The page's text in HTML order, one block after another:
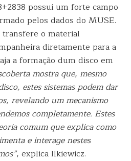
possui um forte campo
pelos dados do MUSE.
o material
diretamente para a
a formação dum disco em
mostra que, mesmo
estes sistemas podem dar
revelando um mecanismo
completamente. Estes
comum que explica como
e interage nestes
, explica Ilkiewicz.